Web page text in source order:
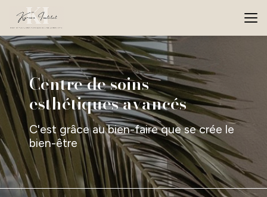
contenu
principal
Centre de soins
esthétiques avancés
C'est grâce au bien-faire que se crée le
bien-être